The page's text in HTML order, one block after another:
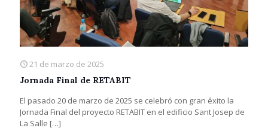
21 de marzo de 2025
Jornada Final de RETABIT
El pasado 20 de marzo de 2025 se celebró con gran éxito la
Jornada Final del proyecto RETABIT en el edificio Sant Josep de
La Salle […]